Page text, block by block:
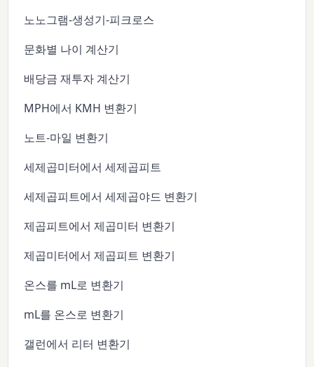
노노그램-생성기-피크로스
문화별 나이 계산기
배당금 재투자 계산기
MPH에서 KMH 변환기
노트-마일 변환기
세제곱미터에서 세제곱피트
세제곱피트에서 세제곱야드 변환기
제곱피트에서 제곱미터 변환기
제곱미터에서 제곱피트 변환기
온스를 mL로 변환기
mL를 온스로 변환기
갤런에서 리터 변환기